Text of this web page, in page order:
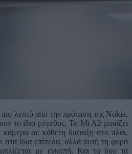
λεπτό από την πρόταση της Nokia,
το ίδιο μέγεθος. Το Mi A2 μοιάζει
σε κάθετη διάταξη στο πλάι,
στα ίδια επίπεδα, αλλά αυτή τη φορά
με εγκοπή. Και τα δυο τα